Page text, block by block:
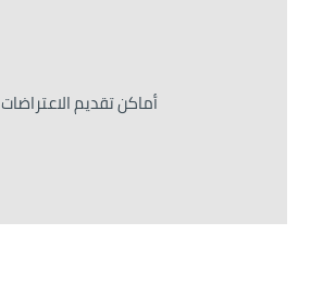
أماكن تقديم الاعتراضات